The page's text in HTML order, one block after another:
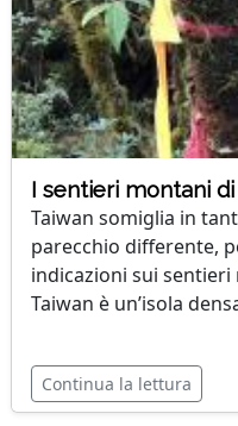
I sentieri montani di
Taiwan somiglia in
parecchio differente,
indicazioni sui
Taiwan è un’isola
Continua la lettura